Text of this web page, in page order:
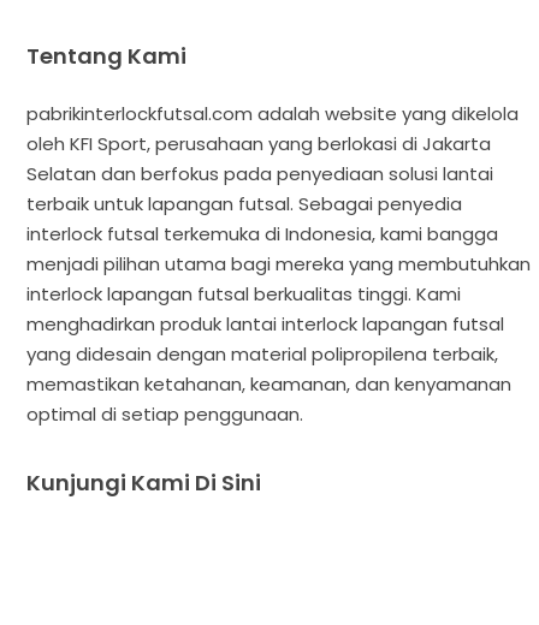
Tentang Kami
pabrikinterlockfutsal.com adalah website yang dikelola
oleh KFI Sport, perusahaan yang berlokasi di Jakarta
Selatan dan berfokus pada penyediaan solusi lantai
terbaik untuk lapangan futsal. Sebagai penyedia
interlock futsal terkemuka di Indonesia, kami bangga
menjadi pilihan utama bagi mereka yang membutuhkan
interlock lapangan futsal berkualitas tinggi. Kami
menghadirkan produk lantai interlock lapangan futsal
yang didesain dengan material polipropilena terbaik,
memastikan ketahanan, keamanan, dan kenyamanan
optimal di setiap penggunaan.
Kunjungi Kami Di Sini